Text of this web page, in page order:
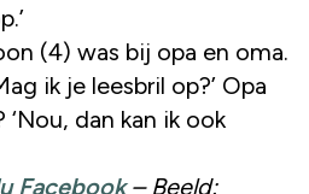
(4) was bij opa en oma.
ik je leesbril op?’ Opa
dan kan ik ook
Facebook– Beeld: